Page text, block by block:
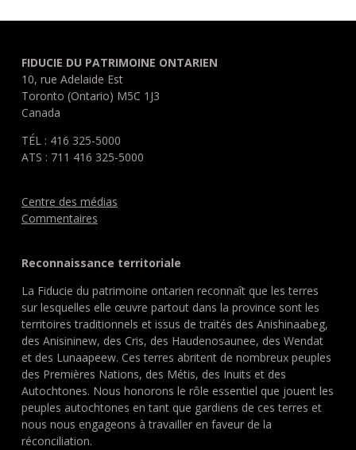
FIDUCIE DU PATRIMOINE ONTARIEN
10, rue Adelaide Est
Toronto (Ontario) M5C 1J3
Canada
TÉL : 416 325-5000
ATS : 711 416 325-5000
Centre des médias
Commentaires
Reconnaissance territoriale
La Fiducie du patrimoine ontarien reconnaît que les terres
sur lesquelles elle œuvre partout dans la province sont les
territoires traditionnels et issus de traités des Anishinaabeg,
des Anisininew, des Cris, des Haudenosaunee, des Wendat
et des Lunaapeew. Ces terres abritent de nombreux peuples
des Premières Nations, des Métis, des Inuits et des
Autochtones. Nous honorons le rôle essentiel que jouent les
peuples autochtones en tant que gardiens de ces terres et
nous nous engageons à travailler en faveur de la
réconciliation.